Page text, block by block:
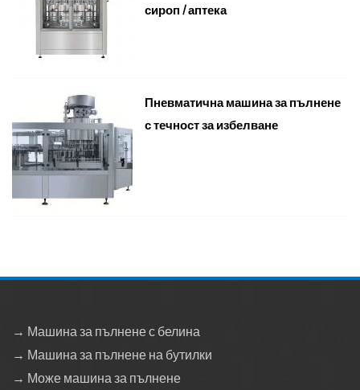
сироп / аптека
Пневматична машина за пълнене
с течност за избелване
→ Машина за пълнене с белина
→ Машина за пълнене на бутилки
→ Може машина за пълнене